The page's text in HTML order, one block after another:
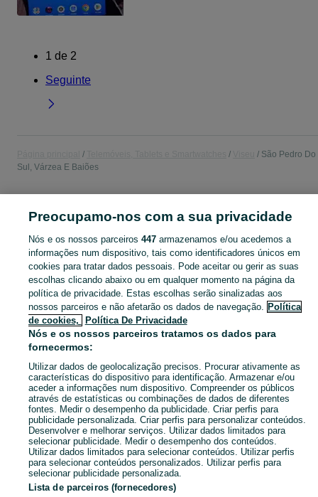
1 de 2
Seguinte
São Pedro Do
Sul, Várzea E Baiões
CATEGORIA
Anúncios Classificados Telemóveis, Tablets e Acessórios São Pedro Do Sul, Várzea E Baiões. Veja os anúncios ou publique o seu anúncio grátis no OLX Portugal. Mostrar
Mapa do site
Mapa das freguesias
Mapa de mini-sites
Pesquisas populares
Preocupamo-nos com a sua privacidade
Nós e os nossos parceiros 447armazenamos e/ou acedemos a
informações num dispositivo, tais como identificadores únicos em
cookies para tratar dados pessoais. Pode aceitar ou gerir as suas
escolhas clicando abaixo ou em qualquer momento na página da
política de privacidade. Estas escolhas serão sinalizadas aos
nossos parceiros e não afetarão os dados de navegação. Política
de cookies,
Política De Privacidade
Nós e os nossos parceiros tratamos os dados para
fornecermos:
Utilizar dados de geolocalização precisos. Procurar ativamente as
características do dispositivo para identificação. Armazenar e/ou
aceder a informações num dispositivo. Compreender os públicos
através de estatísticas ou combinações de dados de diferentes
fontes. Medir o desempenho da publicidade. Criar perfis para
publicidade personalizada. Criar perfis para personalizar conteúdos.
Desenvolver e melhorar serviços. Utilizar dados limitados para
selecionar publicidade. Medir o desempenho dos conteúdos.
Utilizar dados limitados para selecionar conteúdos. Utilizar perfis
para selecionar conteúdos personalizados. Utilizar perfis para
selecionar publicidade personalizada.
Lista de parceiros (fornecedores)